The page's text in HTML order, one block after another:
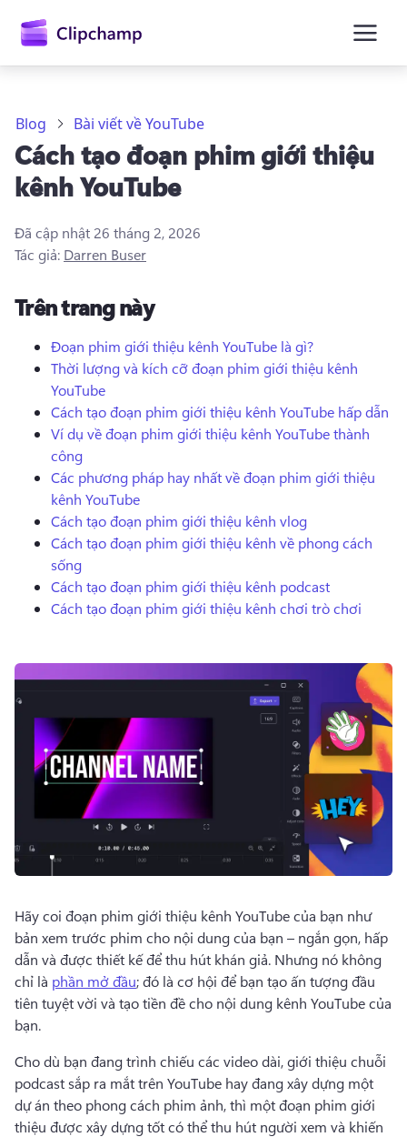
dung
chính
Đăng nhập
Dùng thử miễn phí
Blog Bài viết về YouTube
Cách tạo đoạn phim giới thiệu
kênh YouTube
Đã cập nhật 26 tháng 2, 2026
Tác giả: Darren Buser
Trên trang này
Đoạn phim giới thiệu kênh YouTube là gì?
Thời lượng và kích cỡ đoạn phim giới thiệu kênh
YouTube
Cách tạo đoạn phim giới thiệu kênh YouTube hấp dẫn
Ví dụ về đoạn phim giới thiệu kênh YouTube thành
công
Các phương pháp hay nhất về đoạn phim giới thiệu
kênh YouTube
Cách tạo đoạn phim giới thiệu kênh vlog
Cách tạo đoạn phim giới thiệu kênh về phong cách
sống
Cách tạo đoạn phim giới thiệu kênh podcast
Cách tạo đoạn phim giới thiệu kênh chơi trò chơi
Hãy coi đoạn phim giới thiệu kênh YouTube của bạn như
bản xem trước phim cho nội dung của bạn – ngắn gọn, hấp
dẫn và được thiết kế để thu hút khán giả. Nhưng nó không
chỉ là phần mở đầu; đó là cơ hội để bạn tạo ấn tượng đầu
tiên tuyệt vời và tạo tiền đề cho nội dung kênh YouTube của
bạn.
Cho dù bạn đang trình chiếu các video dài, giới thiệu chuỗi
podcast sắp ra mắt trên YouTube hay đang xây dựng một
dự án theo phong cách phim ảnh, thì một đoạn phim giới
thiệu được xây dựng tốt có thể thu hút người xem và khiến